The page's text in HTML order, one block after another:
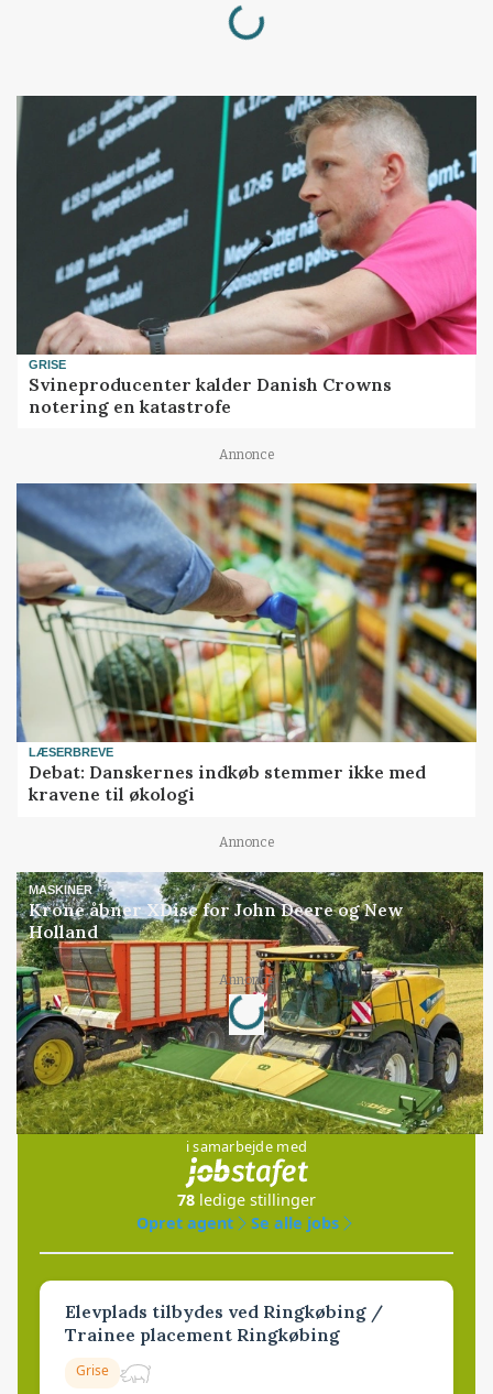
GRISE
Svineproducenter kalder Danish Crowns
notering en katastrofe
Annonce
LÆSERBREVE
Debat: Danskernes indkøb stemmer ikke med
kravene til økologi
Annonce
MASKINER
Krone åbner XDisc for John Deere og New
Holland
Annonce
Loading...
Jobs
i samarbejde med
78 ledige stillinger
Opret agent
Se alle jobs
Elevplads tilbydes ved Ringkøbing /
Trainee placement Ringkøbing
Grise